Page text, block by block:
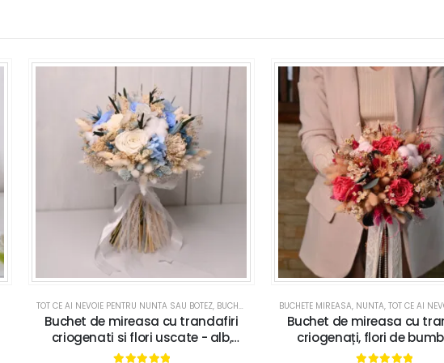
TOT CE AI NEVOIE PENTRU NUNTA SAU BOTEZ, BUCHETE MIREASA ,NUNTA
Buchet de mireasa cu trandafiri
criogenati si flori uscate - alb,
albastru, bleu, verde
BUCHETE MIREASA, NUNTA, TOT CE AI NEVOIE
Buchet de mireasa cu
criogenați, flori de
plante uscate